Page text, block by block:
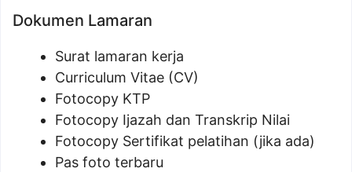
Dokumen Lamaran
Surat lamaran kerja
Curriculum Vitae (CV)
Fotocopy KTP
Fotocopy Ijazah dan Transkrip Nilai
Fotocopy Sertifikat pelatihan (jika ada)
Pas foto terbaru